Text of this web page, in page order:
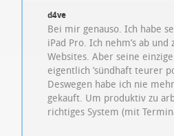
d4ve
Bei mir genauso. Ich habe
iPad Pro. Ich nehm’s ab
Websites. Aber seine
eigentlich ’sündhaft teurer
Deswegen habe ich nie
gekauft. Um produktiv zu
richtiges System (mit